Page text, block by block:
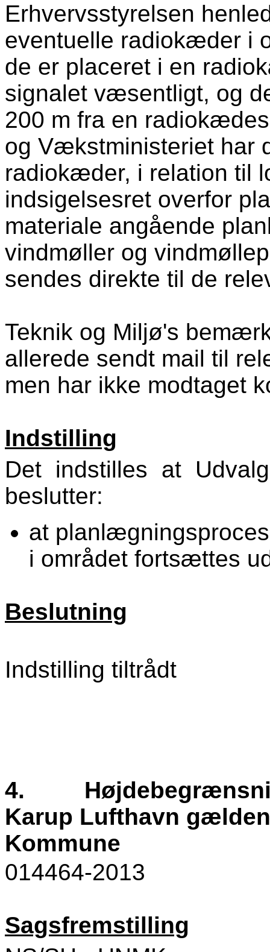
Erhvervsstyrelsen
eventuelle radiokæder i
de er placeret i en
signalet væsentligt, og
200 m fra en
og Vækstministeriet har
radiokæder, i relation til
indsigelsesret overfor
materiale angående
vindmøller og
sendes direkte til de
Teknik og Miljø's
allerede sendt mail til
men har ikke modtaget
Indstilling
Det indstilles at
beslutter:
at
i området fortsættes
Beslutning
Indstilling tiltrådt
4.
Karup Lufthavn
Kommune
014464-2013
Sagsfremstilling